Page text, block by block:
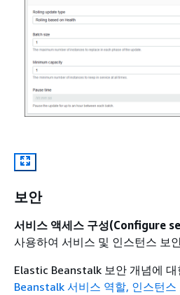
보안
서비스 액세스 구성(Configure
사용하여 서비스 및 인스턴스 보
Elastic Beanstalk 보안 개념에 대
Beanstalk 서비스 역할, 인스턴